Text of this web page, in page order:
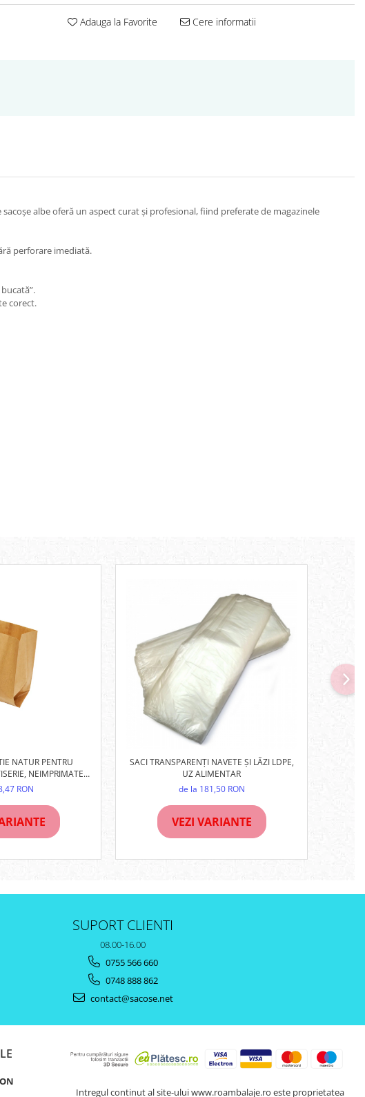
Adauga la Favorite Cere informatii
albe oferă un aspect curat și profesional, fiind preferate de magazinele
perforare imediată.
corect.
NATUR PENTRU
NEIMPRIMATE
MĂRIMI)
RON
SACI TRANSPARENȚI NAVETE ȘI LĂZI LDPE,
UZ ALIMENTAR
de la 181,50 RON
VEZI VARIANTE
SUPORT CLIENTI
08.00-16.00
0755 566 660
0748 888 862
contact@sacose.net
Intregul continut al site-ului www.roambalaje.ro este proprietatea